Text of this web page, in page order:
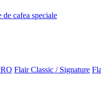
de cafea speciale
Flair Classic / Signature